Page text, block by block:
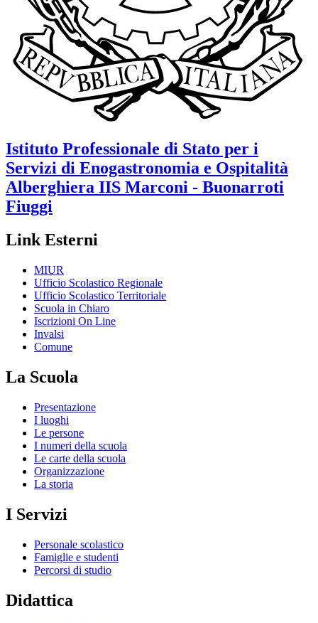
Istituto Professionale di Stato per i
Servizi di Enogastronomia e Ospitalità
Alberghiera IIS Marconi - Buonarroti
Fiuggi
Link Esterni
MIUR
Ufficio Scolastico Regionale
Ufficio Scolastico Territoriale
Scuola in Chiaro
Iscrizioni On Line
Invalsi
Comune
La Scuola
Presentazione
I luoghi
Le persone
I numeri della scuola
Le carte della scuola
Organizzazione
La storia
I Servizi
Personale scolastico
Famiglie e studenti
Percorsi di studio
Didattica